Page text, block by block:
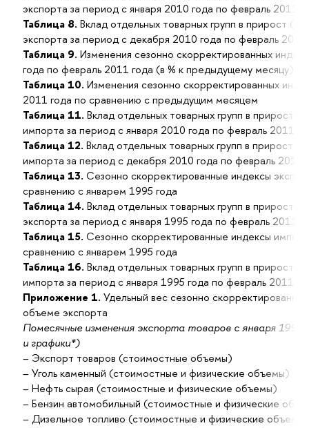
экспорта за период с января 2010 года по февраль 2011
Таблица 8. Вклад отдельных товарных групп в прирост
экспорта за период с декабря 2010 года по февраль 2011
Таблица 9. Изменения сезонно скорректированных
года по февраль 2011 года (в % к предыдущему месяцу)
Таблица 10. Изменения сезонно скорректированных
2011 года по сравнению с предыдущим месяцем
Таблица 11. Вклад отдельных товарных групп в прирост
импорта за период с января 2010 года по февраль 2011
Таблица 12. Вклад отдельных товарных групп в прирост
импорта за период с декабря 2010 года по февраль 2011
Таблица 13. Сезонно скорректированные индексы
сравнению с январем 1995 года
Таблица 14. Вклад отдельных товарных групп в прирост
экспорта за период с января 1995 года по февраль 2011
Таблица 15. Сезонно скорректированные индексы
сравнению с январем 1995 года
Таблица 16. Вклад отдельных товарных групп в прирост
импорта за период с января 1995 года по февраль 2011
Приложение 1. Удельный вес сезонно
объеме экспорта
Помесячные изменения экспорта товаров с января
и графики*)
– Экспорт товаров (стоимостные объемы)
– Уголь каменный (стоимостные и физические объемы)
– Нефть сырая (стоимостные и физические объемы)
– Бензин автомобильный (стоимостные и физические
– Дизельное топливо (стоимостные и физические объемы)